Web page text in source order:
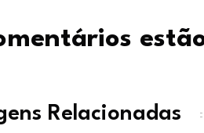
Relacionadas